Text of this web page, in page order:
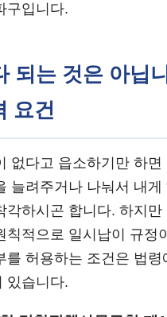
구입니다.
되는 것은 아닙
요건
없다고 읍소하기만 하면
늘려주거나 나눠서 내게
각하시곤 합니다. 하지만
칙적으로 일시납이 규정
를 허용하는 조건은 법령
있습니다.